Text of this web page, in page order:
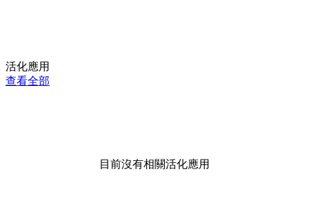
活化應用
查看全部
目前沒有相關活化應用